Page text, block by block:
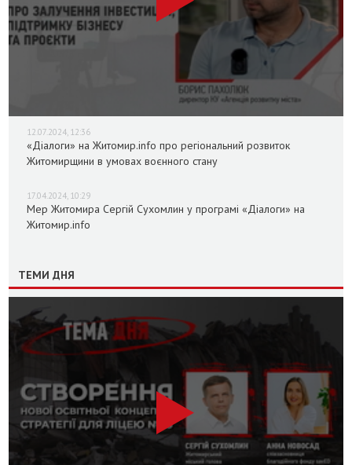
12.07.2024, 12:36
«Діалоги» на Житомир.info про регіональний розвиток
Житомирщини в умовах воєнного стану
17.04.2024, 10:29
Мер Житомира Сергій Сухомлин у програмі «Діалоги» на
Житомир.info
ТЕМИ ДНЯ